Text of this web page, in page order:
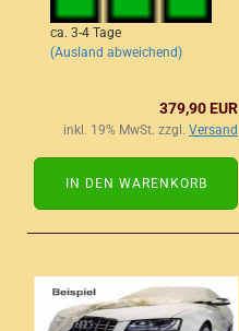
ca. 3-4 Tage
(Ausland abweichend)
379,90 EUR
inkl. 19% MwSt. zzgl. Versand
IN DEN WARENKORB